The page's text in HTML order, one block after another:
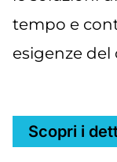
tempo e
esigenze
Scopri i